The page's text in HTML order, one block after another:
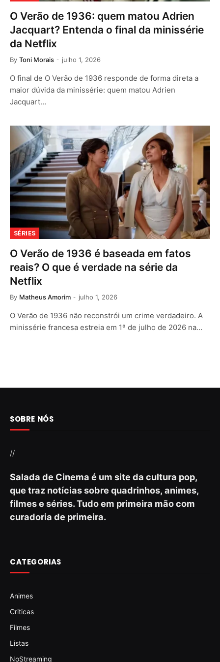
O Verão de 1936: quem matou Adrien
Jacquart? Entenda o final da minissérie
da Netflix
By Toni Morais julho 1, 2026
O final de O Verão de 1936 responde de forma direta a
maior dúvida da minissérie: quem matou Adrien
Jacquart…
SÉRIES
O Verão de 1936 é baseada em fatos
reais? O que é verdade na série da
Netflix
By Matheus Amorim julho 1, 2026
O Verão de 1936 não reconstrói um crime verdadeiro. A
minissérie francesa estreia em 1º de julho de 2026 na…
SOBRE NÓS
//
Salada de Cinema é um site da cultura pop,
que traz notícias sobre quadrinhos, animes,
filmes e séries. Tudo em primeira mão com
curadoria de primeira.
CATEGORIAS
Animes
Criticas
Filmes
Listas
NoStreaming